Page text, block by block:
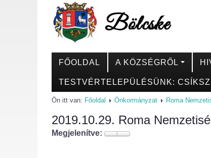
FŐOLDAL A KÖZSÉGRŐL
TESTVÉRTELEPÜLÉSÜNK:
Ön itt van: Főoldal Önkormányzat Roma
2019.10.29. Roma
Megjelenítve: